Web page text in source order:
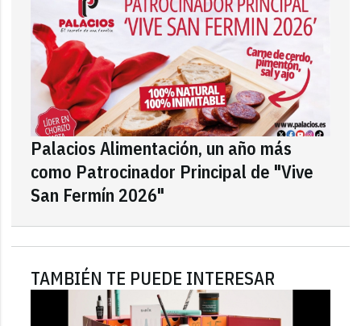
Palacios Alimentación, un año más
como Patrocinador Principal de "Vive
San Fermín 2026"
TAMBIÉN TE PUEDE INTERESAR